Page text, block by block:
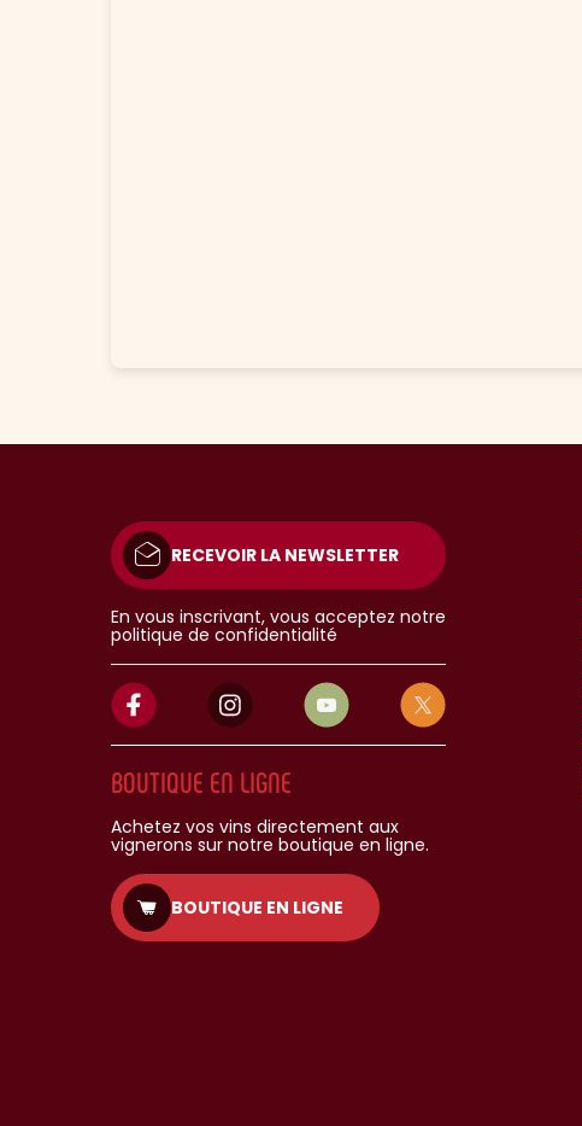
RECEVOIR LA NEWSLETTER
En vous inscrivant, vous acceptez notre
politique de confidentialité
BOUTIQUE EN LIGNE
Achetez vos vins directement aux
vignerons sur notre boutique en ligne.
BOUTIQUE EN LIGNE